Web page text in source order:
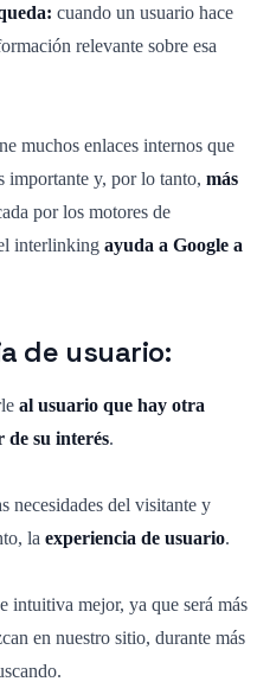
cuando un usuario hace
relevante sobre esa
muchos enlaces internos que
importante y, por lo tanto, más
por los motores de
interlinking ayuda a Google a
de usuario:
al usuario que hay otra
de su interés.
necesidades del visitante y
la experiencia de usuario.
intuitiva mejor, ya que será más
en nuestro sitio, durante más